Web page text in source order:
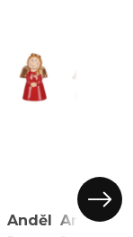
Anděl Anděl